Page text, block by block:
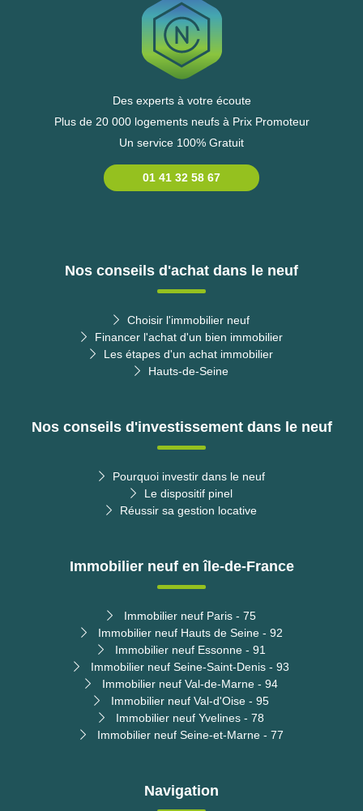
Des experts à votre écoute
Plus de 20 000 logements neufs à Prix Promoteur
Un service 100% Gratuit
01 41 32 58 67
Nos conseils d'achat dans le neuf
Choisir l'immobilier neuf
Financer l'achat d'un bien immobilier
Les étapes d'un achat immobilier
Hauts-de-Seine
Nos conseils d'investissement dans le neuf
Pourquoi investir dans le neuf
Le dispositif pinel
Réussir sa gestion locative
Immobilier neuf en île-de-France
Immobilier neuf Paris - 75
Immobilier neuf Hauts de Seine - 92
Immobilier neuf Essonne - 91
Immobilier neuf Seine-Saint-Denis - 93
Immobilier neuf Val-de-Marne - 94
Immobilier neuf Val-d'Oise - 95
Immobilier neuf Yvelines - 78
Immobilier neuf Seine-et-Marne - 77
Navigation